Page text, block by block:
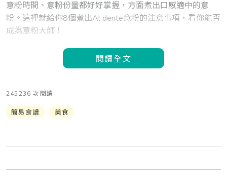
意粉時間、意粉份量都好好掌握，方面煮出口感適中的意
粉。這裡就給你8個煮出Al dente意粉的注意事項，看你能否
成為意粉大師！
閱讀全文
245236 次閱讀
簡易食譜 美食